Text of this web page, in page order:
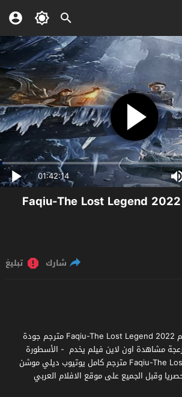
01:42:14
مشاهدة فيلم Faqiu-The Lost Legend 2022
شارك تبليغ
مشاهدة وتحميل فيلم Faqiu-The Lost Legend 2022 مترجم جودة
مشاهدة اون لاين فيلم يخدم - الأسطورة
المفقودة Faqiu-The Lost Legend مترجم كامل يوتيوب ديلي موشن
وقبل الجميع على موقع الافلام العربي